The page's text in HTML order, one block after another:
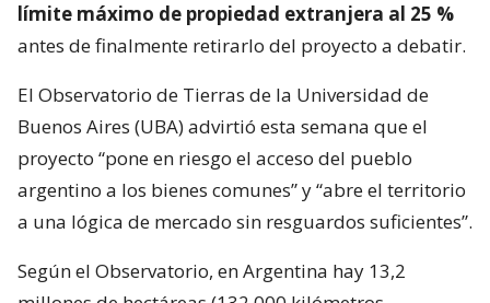
límite máximo de propiedad extranjera al 25 %
antes de finalmente retirarlo del proyecto a debatir.
El Observatorio de Tierras de la Universidad de
Buenos Aires (UBA) advirtió esta semana que el
proyecto “pone en riesgo el acceso del pueblo
argentino a los bienes comunes” y “abre el territorio
a una lógica de mercado sin resguardos suficientes”.
Según el Observatorio, en Argentina hay 13,2